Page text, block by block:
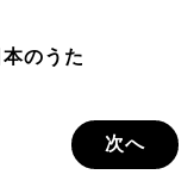
のうた
次へ